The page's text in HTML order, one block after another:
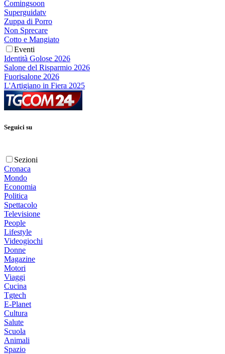
Comingsoon
Superguidatv
Zuppa di Porro
Non Sprecare
Cotto e Mangiato
Eventi
Identità Golose 2026
Salone del Risparmio 2026
Fuorisalone 2026
L'Artigiano in Fiera 2025
Seguici su
Sezioni
Cronaca
Mondo
Economia
Politica
Spettacolo
Televisione
People
Lifestyle
Videogiochi
Donne
Magazine
Motori
Viaggi
Cucina
Tgtech
E-Planet
Cultura
Salute
Scuola
Animali
Spazio